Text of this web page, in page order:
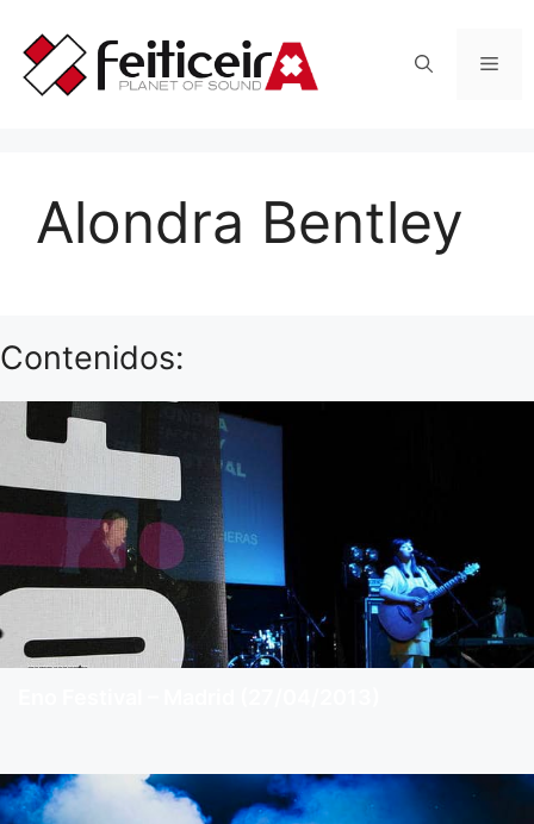
contenido
Alondra Bentley
Contenidos: